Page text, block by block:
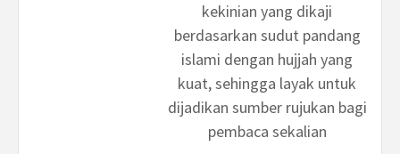
kekinian yang dikaji
berdasarkan sudut pandang
islami dengan hujjah yang
kuat, sehingga layak untuk
dijadikan sumber rujukan bagi
pembaca sekalian